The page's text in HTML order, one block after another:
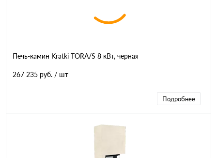
Печь-камин Kratki TORA/S 8 кВт, черная
267 235 руб. / шт
Подробнее